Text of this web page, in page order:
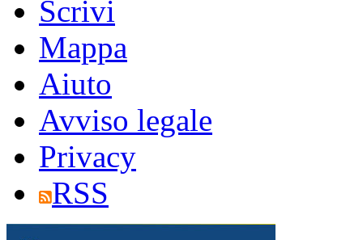
Scrivi
Mappa
Aiuto
Avviso legale
Privacy
RSS